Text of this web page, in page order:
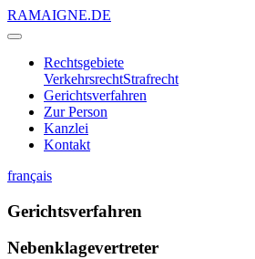
RAMAIGNE.DE
Rechtsgebiete
VerkehrsrechtStrafrecht
Gerichtsverfahren
Zur Person
Kanzlei
Kontakt
français
Gerichtsverfahren
Nebenklagevertreter